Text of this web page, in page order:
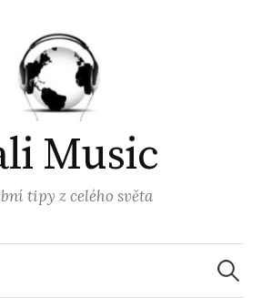
Music
tipy z celého světa